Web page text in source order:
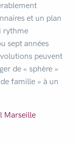
et un plan
rythme
sept années
peuvent
de « sphère »
famille » à un
Marseille